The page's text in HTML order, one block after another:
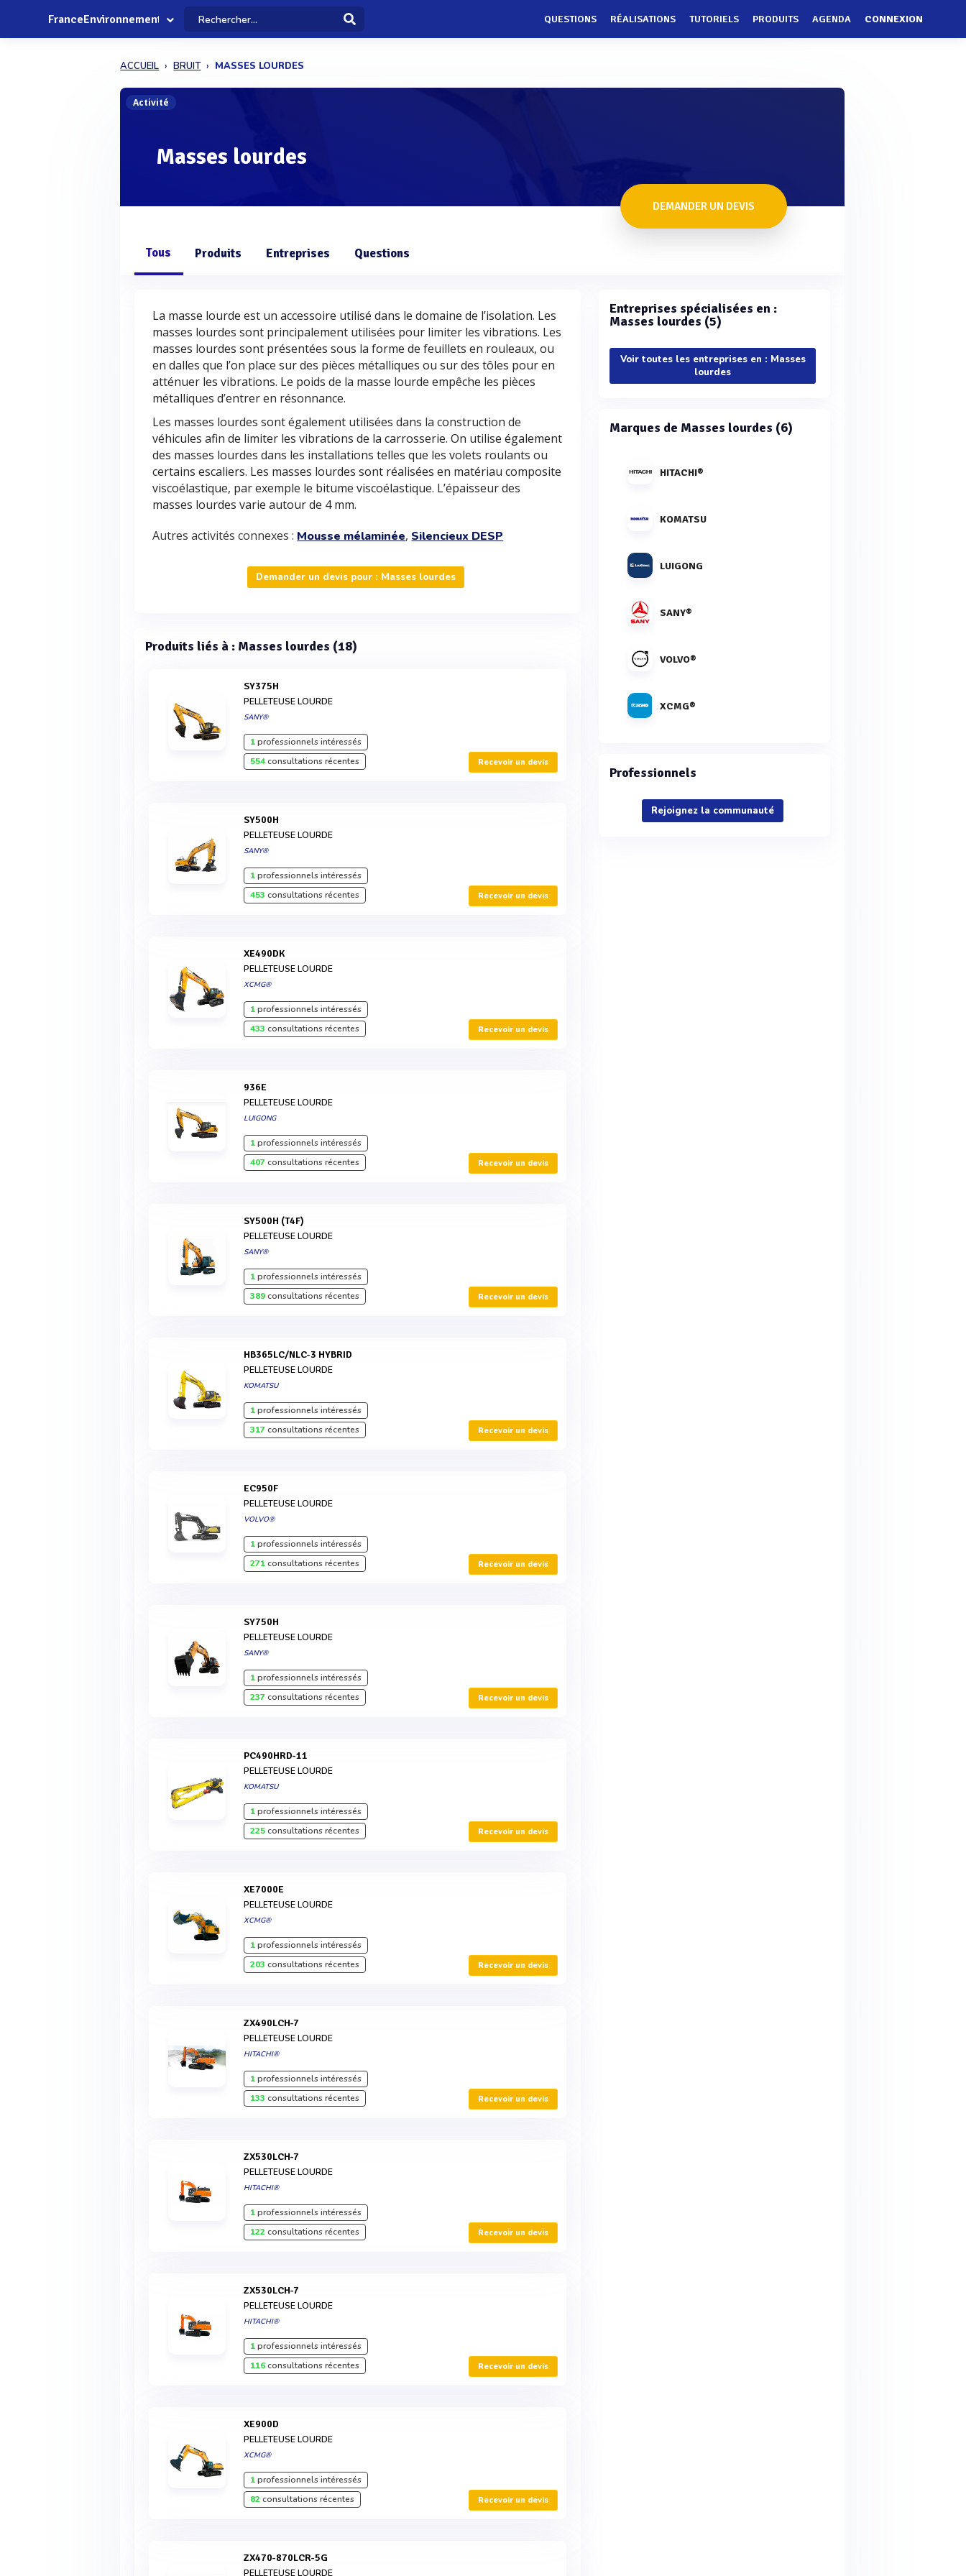
FranceEnvironnement QUESTIONS RÉALISATIONS TUTORIELS PRODUITS AGENDA CONNEXION
ACCUEIL BRUIT MASSES LOURDES
Activité
Masses lourdes
DEMANDER UN DEVIS
Tous Produits Entreprises Questions
La masse lourde est un accessoire utilisé dans le domaine de l’isolation. Les
masses lourdes sont principalement utilisées pour limiter les vibrations. Les
masses lourdes sont présentées sous la forme de feuillets en rouleaux, ou
en dalles que l’on place sur des pièces métalliques ou sur des tôles pour en
atténuer les vibrations. Le poids de la masse lourde empêche les pièces
métalliques d’entrer en résonnance.
Les masses lourdes sont également utilisées dans la construction de
véhicules afin de limiter les vibrations de la carrosserie. On utilise également
des masses lourdes dans les installations telles que les volets roulants ou
certains escaliers. Les masses lourdes sont réalisées en matériau composite
viscoélastique, par exemple le bitume viscoélastique. L’épaisseur des
masses lourdes varie autour de 4 mm.
Autres activités connexes : Mousse mélaminée, Silencieux DESP
Demander un devis pour : Masses lourdes
Produits liés à : Masses lourdes (18)
SY375H
PELLETEUSE LOURDE
SANY®
1professionnels intéressés
554consultations récentes Recevoir un devis
SY500H
PELLETEUSE LOURDE
SANY®
1professionnels intéressés
453 consultations récentes Recevoir un devis
XE490DK
PELLETEUSE LOURDE
XCMG®
1professionnels intéressés
433 consultations récentes Recevoir un devis
936E
PELLETEUSE LOURDE
LUIGONG
1professionnels intéressés
407consultations récentes Recevoir un devis
SY500H (T4F)
PELLETEUSE LOURDE
SANY®
1professionnels intéressés
389consultations récentes Recevoir un devis
HB365LC/NLC-3 HYBRID
PELLETEUSE LOURDE
KOMATSU
1professionnels intéressés
317consultations récentes Recevoir un devis
EC950F
PELLETEUSE LOURDE
VOLVO®
1professionnels intéressés
271consultations récentes Recevoir un devis
SY750H
PELLETEUSE LOURDE
SANY®
1professionnels intéressés
237consultations récentes Recevoir un devis
PC490HRD-11
PELLETEUSE LOURDE
KOMATSU
1professionnels intéressés
225consultations récentes Recevoir un devis
XE7000E
PELLETEUSE LOURDE
XCMG®
1professionnels intéressés
203 consultations récentes Recevoir un devis
ZX490LCH-7
PELLETEUSE LOURDE
HITACHI®
1professionnels intéressés
133 consultations récentes Recevoir un devis
ZX530LCH-7
PELLETEUSE LOURDE
HITACHI®
1professionnels intéressés
122consultations récentes Recevoir un devis
ZX530LCH-7
PELLETEUSE LOURDE
HITACHI®
1professionnels intéressés
116consultations récentes Recevoir un devis
XE900D
PELLETEUSE LOURDE
XCMG®
1professionnels intéressés
82consultations récentes Recevoir un devis
ZX470-870LCR-5G
PELLETEUSE LOURDE
Entreprises spécialisées en :
Masses lourdes (5)
Voir toutes les entreprises en : Masses
lourdes
Marques de Masses lourdes (6)
HITACHI®
KOMATSU
LUIGONG
SANY®
VOLVO®
XCMG®
Professionnels
Rejoignez la communauté